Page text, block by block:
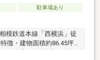
駐車場あり
模鉄道本線「西横浜」徒
徴・建物面積約86.45坪・